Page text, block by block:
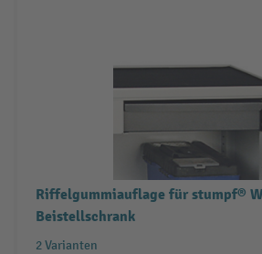
Riffelgummiauflage für stumpf®
Beistellschrank
2 Varianten